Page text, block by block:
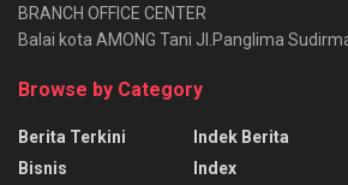
BRANCH OFFICE CENTER
Balai kota AMONG Tani Jl.Panglima
Browse by Category
Berita Terkini
Bisnis
Indek Berita
Index